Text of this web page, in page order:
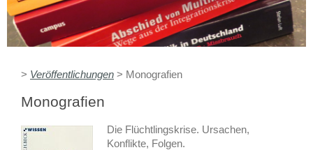
> Veröffentlichungen > Monografien
Monografien
Die Flüchtlingskrise. Ursachen,
Konflikte, Folgen.